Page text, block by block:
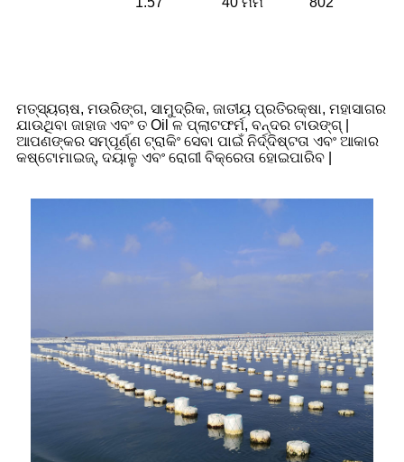
ମତ୍ସ୍ୟଚାଷ, ମଉରିଙ୍ଗ, ସାମୁଦ୍ରିକ, ଜାତୀୟ ପ୍ରତିରକ୍ଷା, ମହାସାଗର
ଯାଉଥିବା ଜାହାଜ ଏବଂ ତ Oil ଳ ପ୍ଲାଟଫର୍ମ, ବନ୍ଦର ଟାଉଙ୍ଗ୍ |
ଆପଣଙ୍କର ସମ୍ପୂର୍ଣ୍ଣ ଟ୍ରାକିଂ ସେବା ପାଇଁ ନିର୍ଦ୍ଦିଷ୍ଟତା ଏବଂ ଆକାର
କଷ୍ଟୋମାଇଜ୍, ଦୟାଳୁ ଏବଂ ରୋଗୀ ବିକ୍ରେତା ହୋଇପାରିବ |